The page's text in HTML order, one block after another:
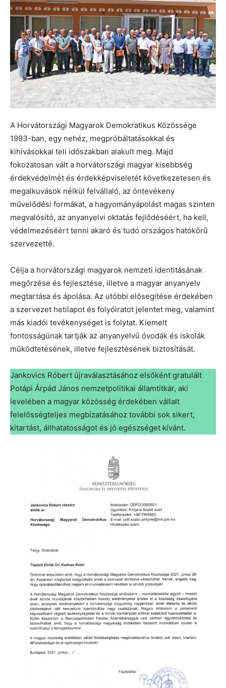
A Horvátországi Magyarok Demokratikus Közössége
1993-ban, egy nehéz, megpróbáltatásokkal és
kihívásokkal teli időszakban alakult meg. Majd
fokozatosan vált a horvátországi magyar kisebbség
érdekvédelmét és érdekképviseletét következetesen és
megalkuvások nélkül felvállaló, az öntevékeny
művelődési formákat, a hagyományápolást magas szinten
megvalósító, az anyanyelvi oktatás fejlődéséért, ha kell,
védelmezéséért tenni akaró és tudó országos hatókörű
szervezetté.
Célja a horvátországi magyarok nemzeti identitásának
megőrzése és fejlesztése, illetve a magyar anyanyelv
megtartása és ápolása. Az utóbbi elősegítése érdekében
a szervezet hetilapot és folyóiratot jelentet meg, valamint
más kiadói tevékenységet is folytat. Kiemelt
fontosságúnak tartják az anyanyelvű óvodák és iskolák
működtetésének, illetve fejlesztésének biztosítását.
Jankovics Róbert újraválasztásához elsőként gratulált
Potápi Árpád János nemzetpolitikai államtitkár, aki
levelében a magyar közösség érdekében vállalt
felelősségteljes megbízatásához további sok sikert,
kitartást, állhatatosságot és jó egészséget kívánt.